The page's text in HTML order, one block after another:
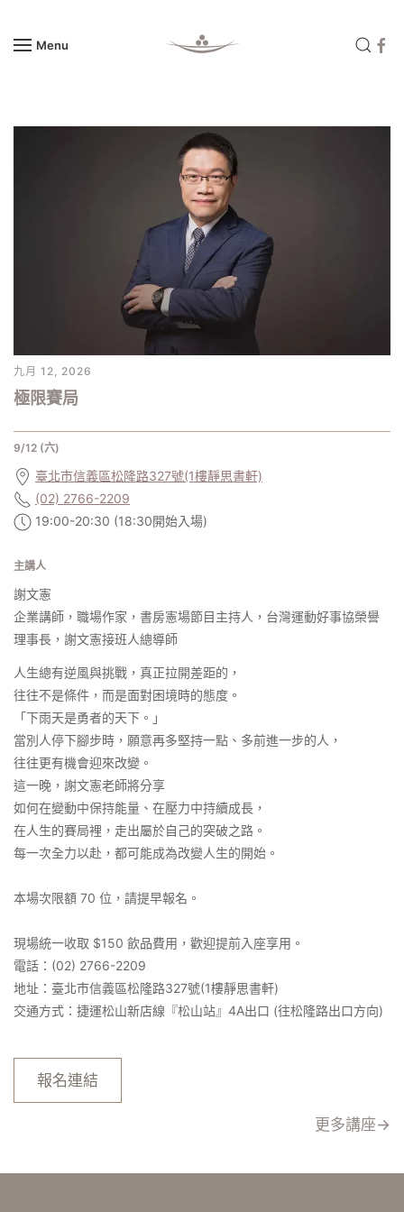
Skip to main content
Menu
九月 12, 2026
極限賽局
9/12 (六)
臺北市信義區松隆路327號(1樓靜思書軒)
(02) 2766-2209
19:00-20:30 (18:30開始入場)
主講人
謝文憲
企業講師，職場作家，書房憲場節目主持人，台灣運動好事協榮譽
理事長，謝文憲接班人總導師
人生總有逆風與挑戰，真正拉開差距的，
往往不是條件，而是面對困境時的態度。
「下雨天是勇者的天下。」
當別人停下腳步時，願意再多堅持一點、多前進一步的人，
往往更有機會迎來改變。
這一晚，謝文憲老師將分享
如何在變動中保持能量、在壓力中持續成長，
在人生的賽局裡，走出屬於自己的突破之路。
每一次全力以赴，都可能成為改變人生的開始。
本場次限額 70 位，請提早報名。
現場統一收取 $150 飲品費用，歡迎提前入座享用。
電話：(02) 2766-2209
地址：臺北市信義區松隆路327號(1樓靜思書軒)
交通方式：捷運松山新店線『松山站』4A出口 (往松隆路出口方向)
報名連結
更多講座→